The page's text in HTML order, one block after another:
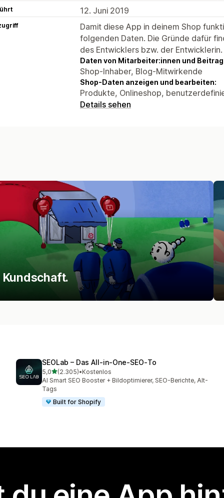
12. Juni 2019
Damit diese App in deinem Shop
folgenden Daten. Die Gründe dafür
des Entwicklers bzw. der Entwicklerin.
Daten von Mitarbeiter:innen und
Shop-Inhaber, Blog-Mitwirkende
Shop-Daten anzeigen und bearbeiten:
Produkte, Onlineshop,
Details sehen
SEOLab – Das All‑in‑One‑SEO‑To
5,0von 5 Sternen
(2.305)
2305 Rezensionen insgesamt
•Kostenlos
AI Smart SEO Booster + Bildoptimierer, SEO-Berichte, Alt-
Tags
Built for Shopify